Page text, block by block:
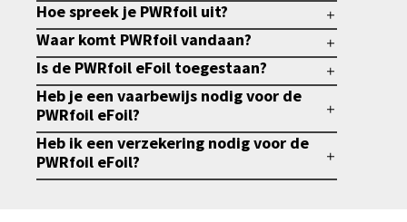
Hoe spreek je PWRfoil uit?
Waar komt PWRfoil vandaan?
Is de PWRfoil eFoil toegestaan?
Heb je een vaarbewijs nodig voor de
PWRfoil eFoil?
Heb ik een verzekering nodig voor de
PWRfoil eFoil?